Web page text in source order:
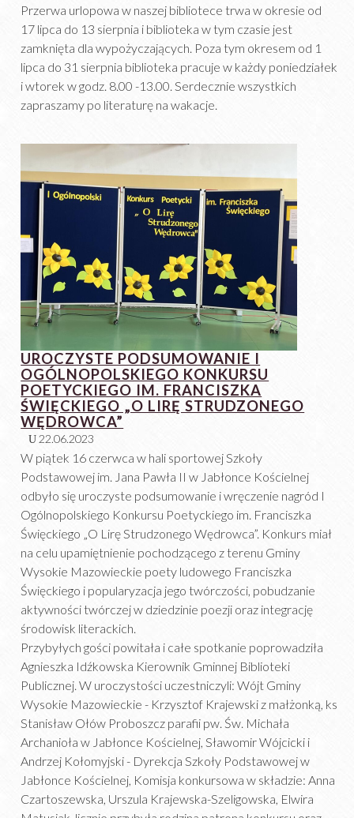
Przerwa urlopowa w naszej bibliotece trwa w okresie od
17 lipca do 13 sierpnia i biblioteka w tym czasie jest
zamknięta dla wypożyczających. Poza tym okresem od 1
lipca do 31 sierpnia biblioteka pracuje w każdy poniedziałek
i wtorek w godz. 8.00 -13.00. Serdecznie wszystkich
zapraszamy po literaturę na wakacje.
UROCZYSTE PODSUMOWANIE I
OGÓLNOPOLSKIEGO KONKURSU
POETYCKIEGO IM. FRANCISZKA
ŚWIĘCKIEGO „O LIRĘ STRUDZONEGO
WĘDROWCA”
22.06.2023
W piątek 16 czerwca w hali sportowej Szkoły
Podstawowej im. Jana Pawła II w Jabłonce Kościelnej
odbyło się uroczyste podsumowanie i wręczenie nagród I
Ogólnopolskiego Konkursu Poetyckiego im. Franciszka
Święckiego „O Lirę Strudzonego Wędrowca”. Konkurs miał
na celu upamiętnienie pochodzącego z terenu Gminy
Wysokie Mazowieckie poety ludowego Franciszka
Święckiego i popularyzacja jego twórczości, pobudzanie
aktywności twórczej w dziedzinie poezji oraz integrację
środowisk literackich.
Przybyłych gości powitała i całe spotkanie poprowadziła
Agnieszka Idźkowska Kierownik Gminnej Biblioteki
Publicznej. W uroczystości uczestniczyli: Wójt Gminy
Wysokie Mazowieckie - Krzysztof Krajewski z małżonką, ks
Stanisław Ołów Proboszcz parafii pw. Św. Michała
Archanioła w Jabłonce Kościelnej, Sławomir Wójcicki i
Andrzej Kołomyjski - Dyrekcja Szkoły Podstawowej w
Jabłonce Kościelnej, Komisja konkursowa w składzie: Anna
Czartoszewska, Urszula Krajewska-Szeligowska, Elwira